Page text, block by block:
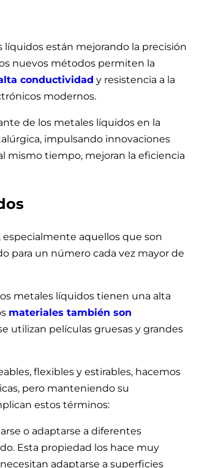
líquidos están mejorando la precisión
nuevos métodos permiten la
conductividad y resistencia a la
modernos.
de los metales líquidos en la
impulsando innovaciones
mismo tiempo, mejoran la eficiencia
aquellos que son
para un número cada vez mayor de
metales líquidos tienen una alta
materiales también son
utilizan películas gruesas y grandes
flexibles y estirables, hacemos
pero manteniendo su
estos términos:
o adaptarse a diferentes
Esta propiedad los hace muy
adaptarse a superficies